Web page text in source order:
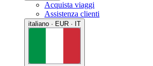
Acquista viaggi
Assistenza clienti
italiano · EUR · IT